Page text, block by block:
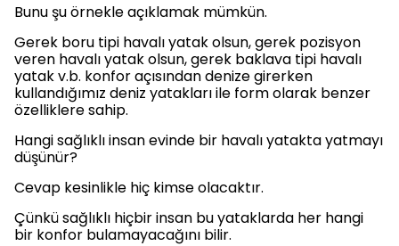
Bunu şu örnekle açıklamak mümkün.
Gerek boru tipi havalı yatak olsun, gerek pozisyon
veren havalı yatak olsun, gerek baklava tipi havalı
yatak v.b. konfor açısından denize girerken
kullandığımız deniz yatakları ile form olarak benzer
özelliklere sahip.
Hangi sağlıklı insan evinde bir havalı yatakta yatmayı
düşünür?
Cevap kesinlikle hiç kimse olacaktır.
Çünkü sağlıklı hiçbir insan bu yataklarda her hangi
bir konfor bulamayacağını bilir.